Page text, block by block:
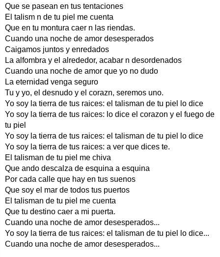
Que se pasean en tus tentaciones
El talism n de tu piel me cuenta
Que en tu montura caer n las riendas.
Cuando una noche de amor desesperados
Caigamos juntos y enredados
La alfombra y el alrededor, acabar n desordenados
Cuando una noche de amor que yo no dudo
La eternidad venga seguro
Tu y yo, el desnudo y el corazn, seremos uno.
Yo soy la tierra de tus raices: el talisman de tu piel lo dice
Yo soy la tierra de tus raices: lo dice el corazon y el fuego de
tu piel
Yo soy la tierra de tus raices: el talisman de tu piel lo dice
Yo soy la tierra de tus raices: a ver que dices te.
El talisman de tu piel me chiva
Que ando descalza de esquina a esquina
Por cada calle que hay en tus suenos
Que soy el mar de todos tus puertos
El talisman de tu piel me cuenta
Que tu destino caer a mi puerta.
Cuando una noche de amor desesperados...
Yo soy la tierra de tus raices: el talisman de tu piel lo dice...
Cuando una noche de amor desesperados...